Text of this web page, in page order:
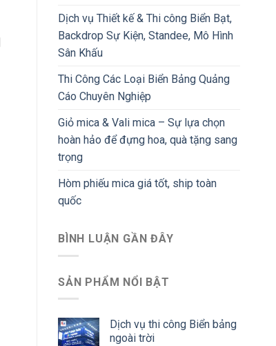
Dịch vụ Thiết kế & Thi công Biển Bạt,
Backdrop Sự Kiện, Standee, Mô Hình
Sân Khấu
Thi Công Các Loại Biển Bảng Quảng
Cáo Chuyên Nghiệp
Giỏ mica & Vali mica – Sự lựa chọn
hoàn hảo để đựng hoa, quà tặng sang
trọng
Hòm phiếu mica giá tốt, ship toàn
quốc
BÌNH LUẬN GẦN ĐÂY
SẢN PHẨM NỔI BẬT
Dịch vụ thi công Biển bảng
ngoài trời